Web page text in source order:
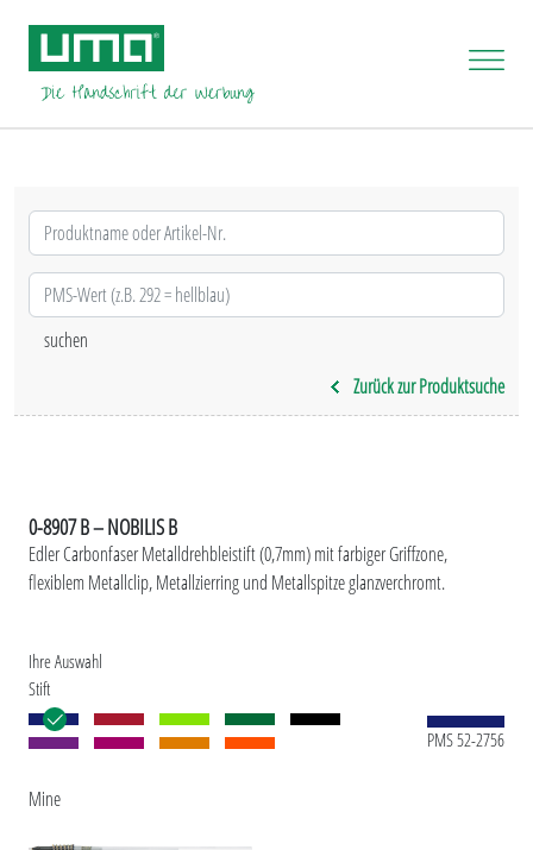
Zurück zur Produktsuche
0-8907 B – NOBILIS B
Edler Carbonfaser Metalldrehbleistift (0,7mm) mit farbiger Griffzone,
flexiblem Metallclip, Metallzierring und Metallspitze glanzverchromt.
Ihre Auswahl
Stift
PMS 52-2756
Mine